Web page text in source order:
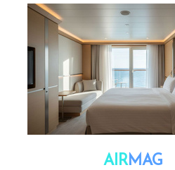
AIRMAG